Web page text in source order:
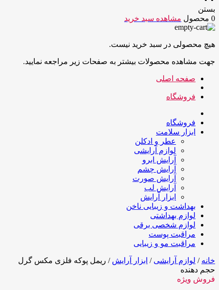
بستن
0 محصول
مشاهده سبد خرید
هیچ محصولی در سبد خرید نیست.
جهت مشاهده محصولات بیشتر به صفحات زیر مراجعه نمایید.
صفحه اصلی
فروشگاه
فروشگاه
ابزار سلامت
عطر و ادکلن
لوازم آرایشی
آرایش ابرو
آرایش چشم
آرایش صورت
آرایش لب
ابزار آرایش
بهداشت و زیبایی ناخن
لوازم بهداشتی
لوازم شخصی برقی
مراقبت پوست
مراقبت مو و زیبایی
خانه / لوازم آرایشی / ابزار آرایش / ریمل پوکه فلزی مکس گرل
حجم دهنده
فروش ویژه